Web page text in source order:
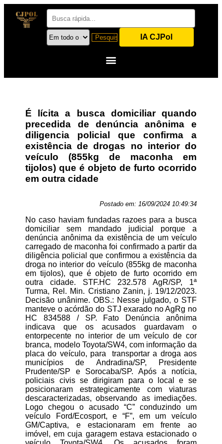
IA CJPol
É lícita a busca domiciliar quando
precedida de denúncia anônima e
diligencia policial que confirma a
existência de drogas no interior do
veículo (855kg de maconha em
tijolos) que é objeto de furto ocorrido
em outra cidade
Postado em: 16/09/2024 10:49:34
No caso haviam fundadas razoes para a busca
domiciliar sem mandado judicial porque a
denúncia anônima da existência de um veículo
carregado de maconha foi confirmado a partir da
diligência policial que confirmou a existência da
droga no interior do veículo (855kg de maconha
em tijolos), que é objeto de furto ocorrido em
outra cidade. STF.HC 232.578 AgR/SP, 1ª
Turma, Rel. Min. Cristiano Zanin, j. 19/12/2023.
Decisão unânime. OBS.: Nesse julgado, o STF
manteve o acórdão do STJ exarado no AgRg no
HC 834588 / SP. Fato Denúncia anônima
indicava que os acusados guardavam o
entorpecente no interior de um veículo de cor
branca, modelo Toyota/SW4, com informação da
placa do veículo, para transportar a droga aos
municípios de Andradina/SP, Presidente
Prudente/SP e Sorocaba/SP. Após a notícia,
policiais civis se dirigiram para o local e se
posicionaram estrategicamente com viaturas
descaracterizadas, observando as imediações.
Logo chegou o acusado “C” conduzindo um
veículo Ford/Ecosport, e “F”, em um veículo
GM/Captiva, e estacionaram em frente ao
imóvel, em cuja garagem estava estacionado o